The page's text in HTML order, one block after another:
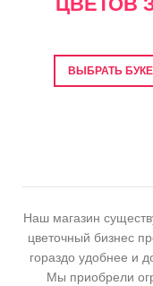
ВЫБРАТЬ
Наш магазин
цветочный бизнес
гораздо удобнее и
Мы приобрели